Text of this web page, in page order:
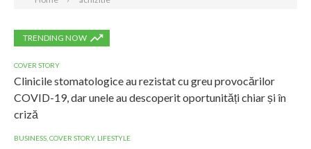
TRENDING NOW
COVER STORY
Clinicile stomatologice au rezistat cu greu provocărilor
COVID-19, dar unele au descoperit oportunități chiar și în
criză
BUSINESS COVER STORY, LIFESTYLE